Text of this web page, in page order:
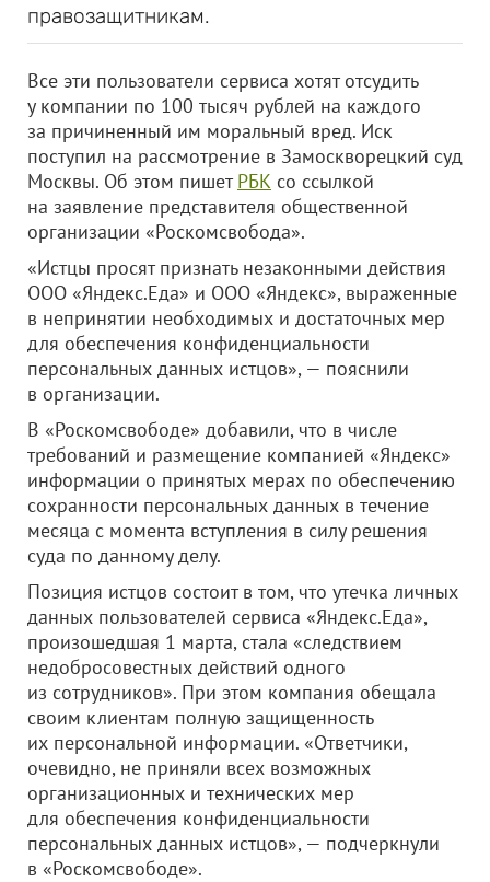
правозащитникам.
Все эти пользователи сервиса хотят отсудить
у компании по 100 тысяч рублей на каждого
за причиненный им моральный вред. Иск
поступил на рассмотрение в Замоскворецкий суд
Москвы. Об этом пишетРБК со ссылкой
на заявление представителя общественной
организации «Роскомсвобода».
«Истцы просят признать незаконными действия
ООО «Яндекс.Еда» и ООО «Яндекс», выраженные
в непринятии необходимых и достаточных мер
для обеспечения конфиденциальности
персональных данных истцов», — пояснили
в организации.
В «Роскомсвободе» добавили, что в числе
требований и размещение компанией «Яндекс»
информации о принятых мерах по обеспечению
сохранности персональных данных в течение
месяца с момента вступления в силу решения
суда по данному делу.
Позиция истцов состоит в том, что утечка личных
данных пользователей сервиса «Яндекс.Еда»,
произошедшая 1 марта, стала «следствием
недобросовестных действий одного
из сотрудников». При этом компания обещала
своим клиентам полную защищенность
их персональной информации. «Ответчики,
очевидно, не приняли всех возможных
организационных и технических мер
для обеспечения конфиденциальности
персональных данных истцов», — подчеркнули
в «Роскомсвободе».